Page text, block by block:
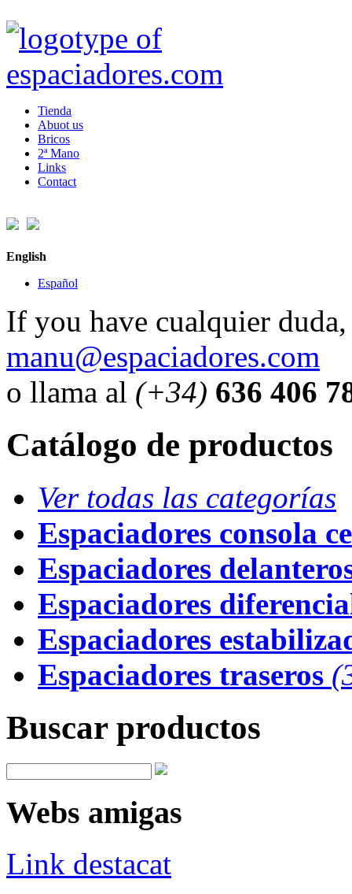
Tienda
Abuot us
Bricos
2ª Mano
Links
Contact
English
Español
If you have cualquier duda,
manu@espaciadores.com
o llama al (+34) 636 406
Catálogo de productos
Ver todas las categorías
Espaciadores consola
Espaciadores
Espaciadores
Espaciadores
Espaciadores traseros
Buscar productos
Webs amigas
Link destacat